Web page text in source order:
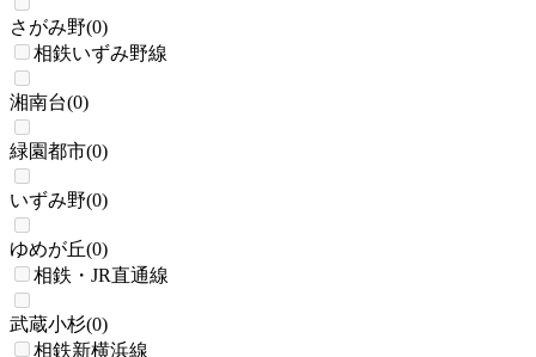
さがみ野(0)
相鉄いずみ野線
湘南台(0)
緑園都市(0)
いずみ野(0)
ゆめが丘(0)
相鉄・JR直通線
武蔵小杉(0)
相鉄新横浜線